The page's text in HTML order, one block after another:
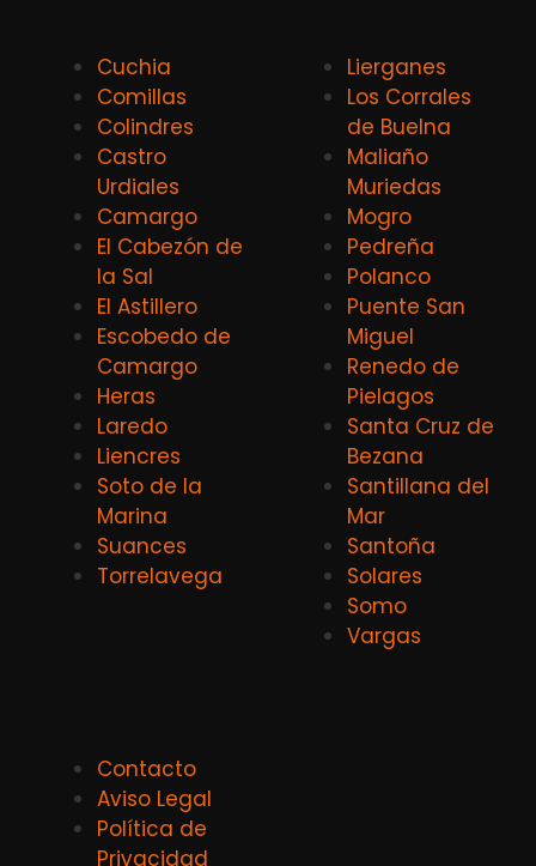
Cuchia
Comillas
Colindres
Castro
Urdiales
Camargo
El Cabezón de
la Sal
El Astillero
Escobedo de
Camargo
Heras
Laredo
Liencres
Soto de la
Marina
Suances
Torrelavega
Lierganes
Los Corrales
de Buelna
Maliaño
Muriedas
Mogro
Pedreña
Polanco
Puente San
Miguel
Renedo de
Pielagos
Santa Cruz de
Bezana
Santillana del
Mar
Santoña
Solares
Somo
Vargas
Contacto
Aviso Legal
Política de
Privacidad